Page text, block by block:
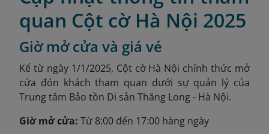
quan Cột cờ Hà Nội 2025
Giờ mở cửa và giá vé
Kể từ ngày 1/1/2025, Cột cờ Hà Nội chính thức mở
cửa đón khách tham quan dưới sự quản lý của
Trung tâm Bảo tồn Di sản Thăng Long - Hà Nội.
Giờ mở cửa: Từ 8:00 đến 17:00 hàng ngày